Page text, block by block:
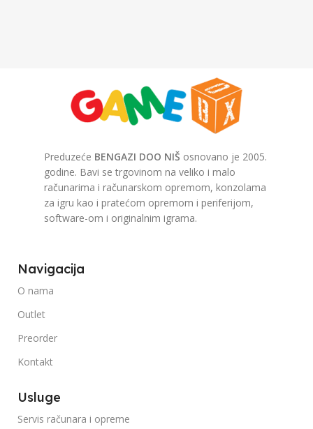
Preduzeće BENGAZI DOO NIŠ osnovano je 2005.
godine. Bavi se trgovinom na veliko i malo
računarima i računarskom opremom, konzolama
za igru kao i pratećom opremom i periferijom,
software-om i originalnim igrama.
Navigacija
O nama
Outlet
Preorder
Kontakt
Usluge
Servis računara i opreme